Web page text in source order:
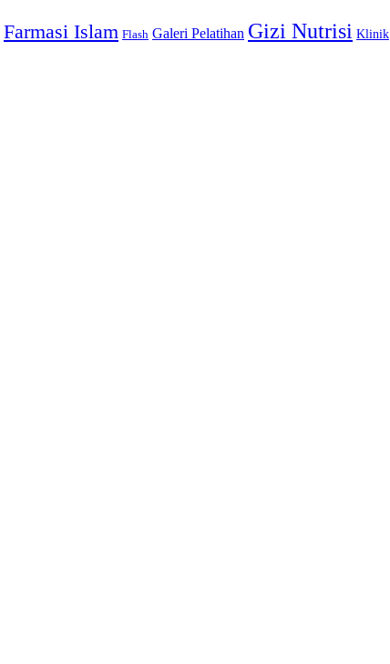
Farmasi Islam Flash Galeri Pelatihan Gizi Nutrisi Klinik